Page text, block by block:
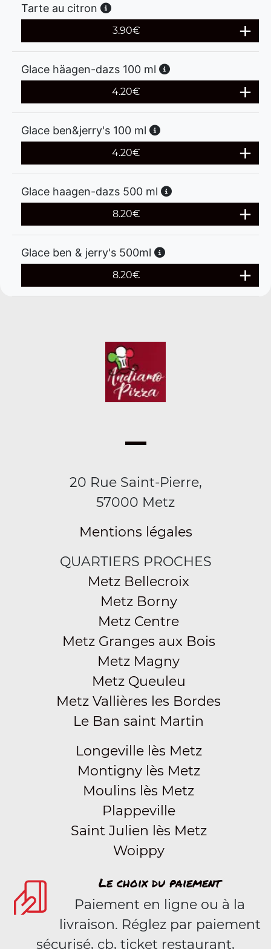
Tarte au citron
3.90€
Glace häagen-dazs 100 ml
4.20€
Glace ben&jerry's 100 ml
4.20€
Glace haagen-dazs 500 ml
8.20€
Glace ben & jerry's 500ml
8.20€
20 Rue Saint-Pierre,
57000 Metz
Mentions légales
QUARTIERS PROCHES
Metz Bellecroix
Metz Borny
Metz Centre
Metz Granges aux Bois
Metz Magny
Metz Queuleu
Metz Vallières les Bordes
Le Ban saint Martin
Longeville lès Metz
Montigny lès Metz
Moulins lès Metz
Plappeville
Saint Julien lès Metz
Woippy
Le choix du paiement
Paiement en ligne ou à la
livraison. Réglez par paiement
sécurisé, cb, ticket restaurant,